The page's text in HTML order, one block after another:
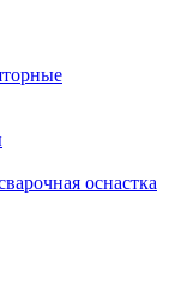
оснастка